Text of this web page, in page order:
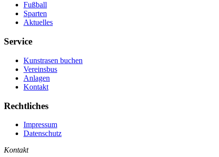
Fußball
Sparten
Aktuelles
Service
Kunstrasen buchen
Vereinsbus
Anlagen
Kontakt
Rechtliches
Impressum
Datenschutz
Kontakt